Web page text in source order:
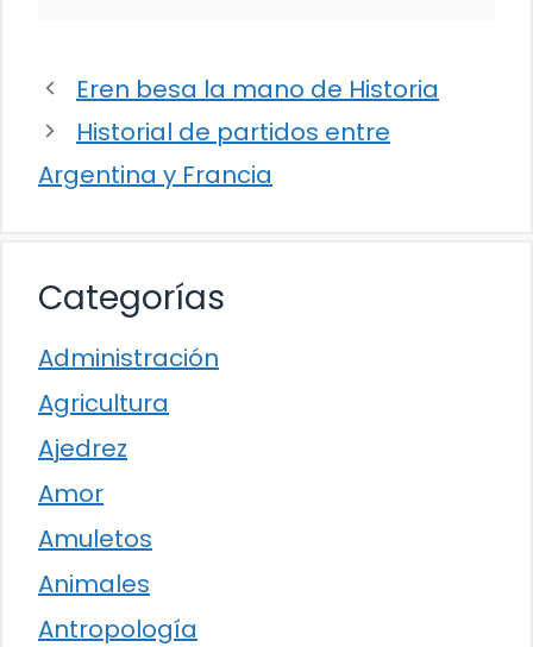
Eren besa la mano de Historia
Historial de partidos entre
Argentina y Francia
Categorías
Administración
Agricultura
Ajedrez
Amor
Amuletos
Animales
Antropología